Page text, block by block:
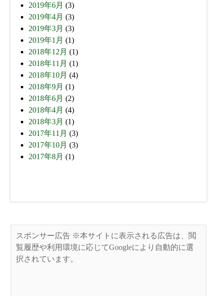
2019年6月 (3)
2019年4月 (3)
2019年3月 (3)
2019年1月 (1)
2018年12月 (1)
2018年11月 (1)
2018年10月 (4)
2018年9月 (1)
2018年6月 (2)
2018年4月 (4)
2018年3月 (1)
2017年11月 (3)
2017年10月 (3)
2017年8月 (1)
スポンサー広告 ※本サイトに表示される広告は、閲
覧履歴や利用環境に応じてGoogleにより自動的に選
択されています。